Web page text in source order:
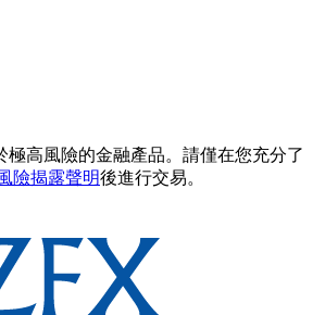
極高風險的金融產品。請僅在您充分了
險揭露聲明後進行交易。